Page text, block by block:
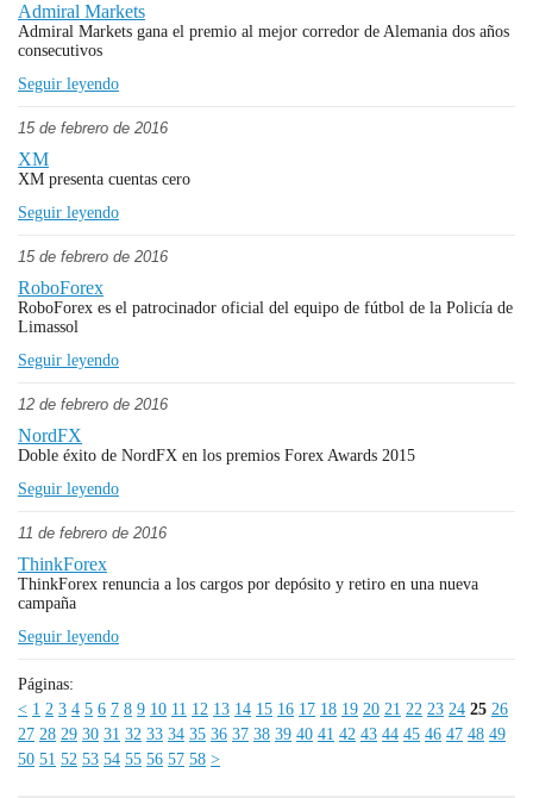
Admiral Markets
Admiral Markets gana el premio al mejor corredor de Alemania dos años
consecutivos
Seguir leyendo
15 de febrero de 2016
XM
XM presenta cuentas cero
Seguir leyendo
15 de febrero de 2016
RoboForex
RoboForex es el patrocinador oficial del equipo de fútbol de la Policía de
Limassol
Seguir leyendo
12 de febrero de 2016
NordFX
Doble éxito de NordFX en los premios Forex Awards 2015
Seguir leyendo
11 de febrero de 2016
ThinkForex
ThinkForex renuncia a los cargos por depósito y retiro en una nueva
campaña
Seguir leyendo
Páginas:
< 1 2 3 4 5 6 7 8 9 10 11 12 13 14 15 16 17 18 19 20 21 22 23 24 25 26
27 28 29 30 31 32 33 34 35 36 37 38 39 40 41 42 43 44 45 46 47 48 49
50 51 52 53 54 55 56 57 58 >